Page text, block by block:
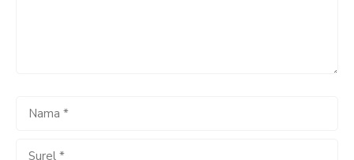
Nama
Surel